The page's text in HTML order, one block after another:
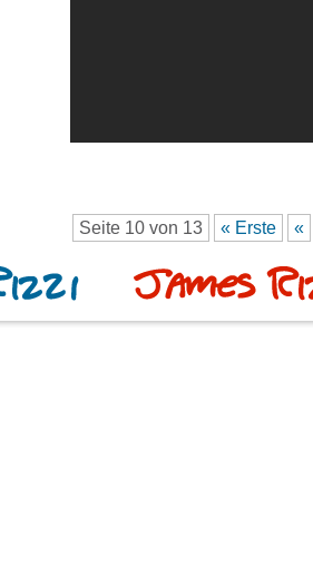
Seite 10 von 13 « Erste «